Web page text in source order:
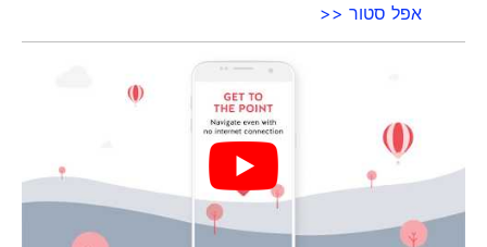
אפל סטור <<